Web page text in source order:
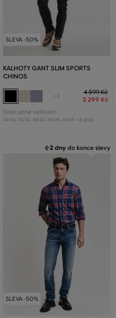
SLEVA -50%
KALHOTY GANT SLIM SPORTS
CHINOS
+3
4 599 Kč
2 299 Kč
Dostupné velikosti:
30/32 31/32 33/32 30/34 31/34 +4 další
2 dny do konce slevy
SLEVA -50%